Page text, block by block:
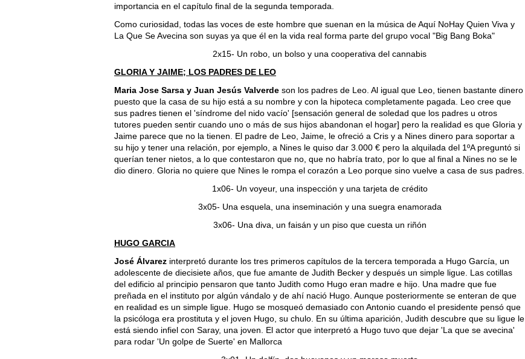
importancia en el capítulo final de la segunda temporada.
Como curiosidad, todas las voces de este hombre que suenan en la música de Aquí NoHay Quien Viva y
La Que Se Avecina son suyas ya que él en la vida real forma parte del grupo vocal "Big Bang Boka"
2x15- Un robo, un bolso y una cooperativa del cannabis
GLORIA Y JAIME; LOS PADRES DE LEO
Maria Jose Sarsa y Juan Jesús Valverde son los padres de Leo. Al igual que Leo, tienen bastante dinero
puesto que la casa de su hijo está a su nombre y con la hipoteca completamente pagada. Leo cree que
sus padres tienen el 'síndrome del nido vacío' [sensación general de soledad que los padres u otros
tutores pueden sentir cuando uno o más de sus hijos abandonan el hogar] pero la realidad es que Gloria y
Jaime parece que no la tienen. El padre de Leo, Jaime, le ofreció a Cris y a Nines dinero para soportar a
su hijo y tener una relación, por ejemplo, a Nines le quiso dar 3.000 € pero la alquilada del 1ºA preguntó si
querían tener nietos, a lo que contestaron que no, que no habría trato, por lo que al final a Nines no se le
dio dinero. Gloria no quiere que Nines le rompa el corazón a Leo porque sino vuelve a casa de sus padres.
1x06- Un voyeur, una inspección y una tarjeta de crédito
3x05- Una esquela, una inseminación y una suegra enamorada
3x06- Una diva, un faisán y un piso que cuesta un riñón
HUGO GARCIA
José Álvarez interpretó durante los tres primeros capítulos de la tercera temporada a Hugo García, un
adolescente de diecisiete años, que fue amante de Judith Becker y después un simple ligue. Las cotillas
del edificio al principio pensaron que tanto Judith como Hugo eran madre e hijo. Una madre que fue
preñada en el instituto por algún vándalo y de ahí nació Hugo. Aunque posteriormente se enteran de que
en realidad es un simple ligue. Hugo se mosqueó demasiado con Antonio cuando el presidente pensó que
la psicóloga era prostituta y el joven Hugo, su chulo. En su última aparición, Judith descubre que su ligue le
está siendo infiel con Saray, una joven. El actor que interpretó a Hugo tuvo que dejar 'La que se avecina'
para rodar 'Un golpe de Suerte' en Mallorca